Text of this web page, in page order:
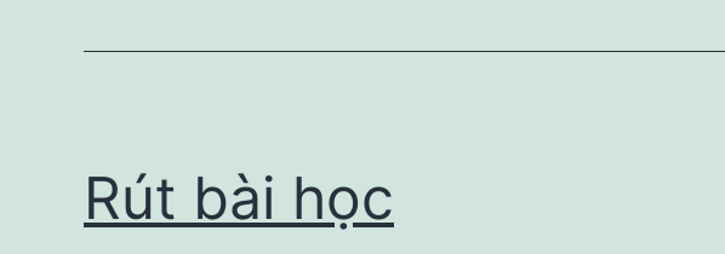
Rút bài học